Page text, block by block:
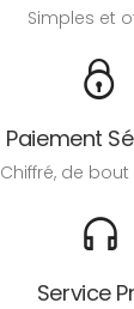
Simples et
Paiement
Chiffré, de
Service